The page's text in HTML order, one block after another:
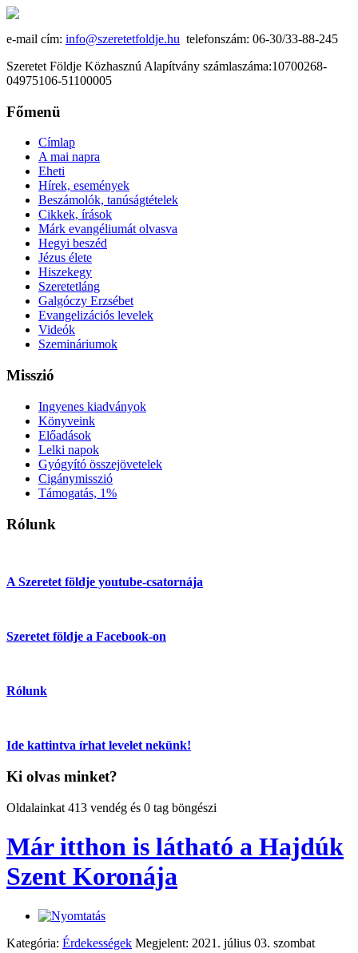
e-mail cím: info@szeretetfoldje.hu telefonszám: 06-30/33-88-245
Szeretet Földje Közhasznú Alapítvány számlaszáma:10700268-
04975106-51100005
Főmenü
Címlap
A mai napra
Eheti
Hírek, események
Beszámolók, tanúságtételek
Cikkek, írások
Márk evangéliumát olvasva
Hegyi beszéd
Jézus élete
Hiszekegy
Szeretetláng
Galgóczy Erzsébet
Evangelizációs levelek
Videók
Szemináriumok
Misszió
Ingyenes kiadványok
Könyveink
Előadások
Lelki napok
Gyógyító összejövetelek
Cigánymisszió
Támogatás, 1%
Rólunk
A Szeretet földje youtube-csatornája
Szeretet földje a Facebook-on
Rólunk
Ide kattintva írhat levelet nekünk!
Ki olvas minket?
Oldalainkat 413 vendég és 0 tag böngészi
Már itthon is látható a Hajdúk
Szent Koronája
Kategória: Érdekességek Megjelent: 2021. július 03. szombat